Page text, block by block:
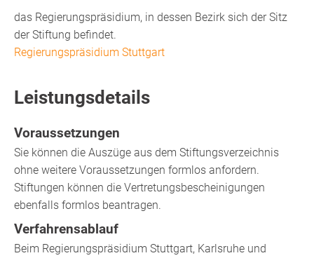
das Regierungspräsidium, in dessen Bezirk sich der Sitz
der Stiftung befindet.
Regierungspräsidium Stuttgart
Leistungsdetails
Voraussetzungen
Sie können die Auszüge aus dem Stiftungsverzeichnis
ohne weitere Voraussetzungen formlos anfordern.
Stiftungen können die Vertretungsbescheinigungen
ebenfalls formlos beantragen.
Verfahrensablauf
Beim Regierungspräsidium Stuttgart, Karlsruhe und